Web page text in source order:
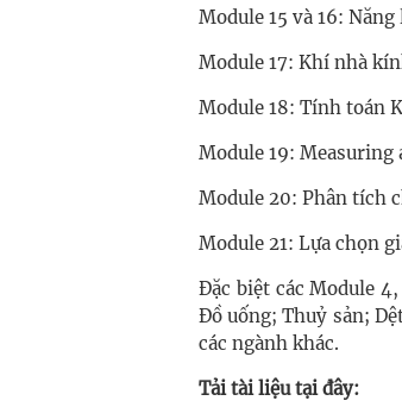
Module 15 và 16:
Module 17: Khí nhà
Module 18: Tính toán
Module 19:
Module 20: Phân tích
Module 21: Lựa chọn
Đặc biệt các Module
Đồ uống; Thuỷ sản;
các ngành khác.
Tải tài liệu tại đây: